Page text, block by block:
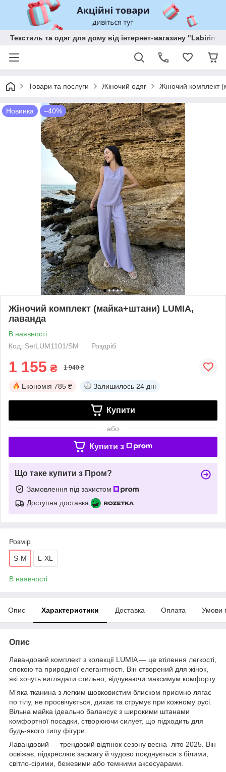
Текстиль та одяг для дому від інтернет-магазину "Labirint"
Товари та послуги Жіночий одяг Жіночий комплект
Новинка –40%
Жіночий комплект (майка+штани) LUMIA,
лаванда
В наявності
Код: SetLUM1101/SM
Роздріб
1 155 ₴ 1 940 ₴
Економія 785 ₴ Залишилось 24 дні
Купити
або
Купити з
Що таке купити з Пром?
Замовлення під захистом
Доступна доставка
Розмір
S-M L-XL
В наявності
Опис Характеристики Доставка Оплата Умови
Опис
Лавандовий комплект з колекції LUMIA — це втілення легкості,
спокою та природної елегантності. Він створений для жінок,
які хочуть виглядати стильно, відчуваючи максимум комфорту.
М’яка тканина з легким шовковистим блиском приємно лягає
по тілу, не просвічується, дихає та струмує при кожному русі.
Вільна майка ідеально балансує з широкими штанами
комфортної посадки, створюючи силует, що підходить для
будь-якого типу фігури.
Лавандовий — трендовий відтінок сезону весна–літо 2025. Він
освіжає, підкреслює засмагу й чудово поєднується з білими,
світло-сірими, бежевими або темними аксесуарами.